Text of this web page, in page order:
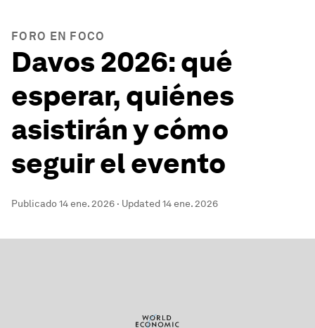
FORO EN FOCO
Davos 2026: qué
esperar, quiénes
asistirán y cómo
seguir el evento
Publicado14 ene. 2026 · Updated14 ene. 2026